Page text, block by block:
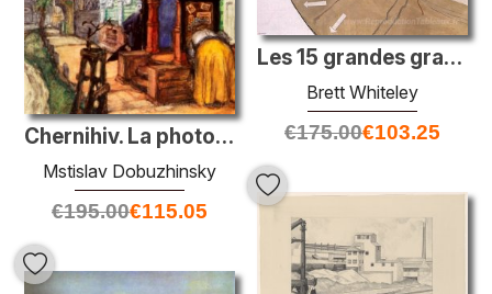
Les 15 grandes grandes pistes de chien de Paris
Brett Whiteley
€175.00€103.25
Chernihiv. La photographie.
Mstislav Dobuzhinsky
€195.00€115.05